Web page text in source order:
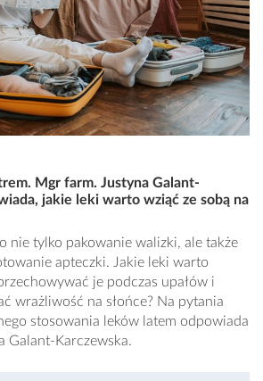
Mgr farm. Justyna Galant-
jakie leki warto wziąć ze sobą na
nie tylko pakowanie walizki, ale także
apteczki. Jakie leki warto
je podczas upałów i
wrażliwość na słońce? Na pytania
stosowania leków latem odpowiada
Galant-Karczewska.